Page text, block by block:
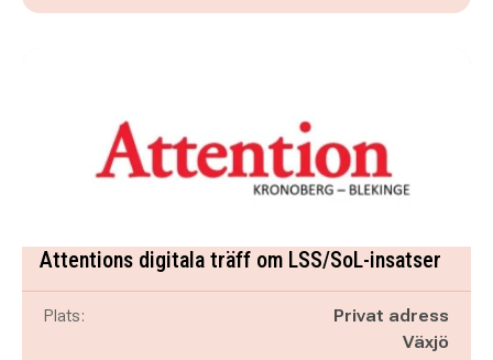
Attentions digitala träff om LSS/SoL-insatser
Plats:
Privat adress
Växjö